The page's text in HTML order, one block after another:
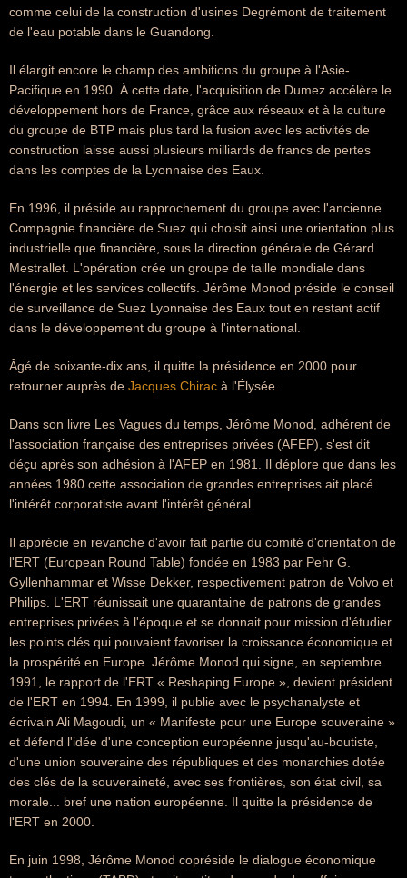
comme celui de la construction d'usines Degrémont de traitement
de l'eau potable dans le Guandong.
Il élargit encore le champ des ambitions du groupe à l'Asie-
Pacifique en 1990. À cette date, l'acquisition de Dumez accélère le
développement hors de France, grâce aux réseaux et à la culture
du groupe de BTP mais plus tard la fusion avec les activités de
construction laisse aussi plusieurs milliards de francs de pertes
dans les comptes de la Lyonnaise des Eaux.
En 1996, il préside au rapprochement du groupe avec l'ancienne
Compagnie financière de Suez qui choisit ainsi une orientation plus
industrielle que financière, sous la direction générale de Gérard
Mestrallet. L'opération crée un groupe de taille mondiale dans
l'énergie et les services collectifs. Jérôme Monod préside le conseil
de surveillance de Suez Lyonnaise des Eaux tout en restant actif
dans le développement du groupe à l'international.
Âgé de soixante-dix ans, il quitte la présidence en 2000 pour
retourner auprès de Jacques Chirac à l'Élysée.
Dans son livre Les Vagues du temps, Jérôme Monod, adhérent de
l'association française des entreprises privées (AFEP), s'est dit
déçu après son adhésion à l'AFEP en 1981. Il déplore que dans les
années 1980 cette association de grandes entreprises ait placé
l'intérêt corporatiste avant l'intérêt général.
Il apprécie en revanche d'avoir fait partie du comité d'orientation de
l'ERT (European Round Table) fondée en 1983 par Pehr G.
Gyllenhammar et Wisse Dekker, respectivement patron de Volvo et
Philips. L'ERT réunissait une quarantaine de patrons de grandes
entreprises privées à l'époque et se donnait pour mission d'étudier
les points clés qui pouvaient favoriser la croissance économique et
la prospérité en Europe. Jérôme Monod qui signe, en septembre
1991, le rapport de l'ERT « Reshaping Europe », devient président
de l'ERT en 1994. En 1999, il publie avec le psychanalyste et
écrivain Ali Magoudi, un « Manifeste pour une Europe souveraine »
et défend l'idée d'une conception européenne jusqu'au-boutiste,
d'une union souveraine des républiques et des monarchies dotée
des clés de la souveraineté, avec ses frontières, son état civil, sa
morale... bref une nation européenne. Il quitte la présidence de
l'ERT en 2000.
En juin 1998, Jérôme Monod copréside le dialogue économique